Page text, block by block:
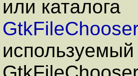
или каталога